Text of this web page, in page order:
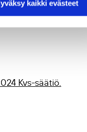
kaikki evästeet
,44(2), 136–139.
Kvs-säätiö.